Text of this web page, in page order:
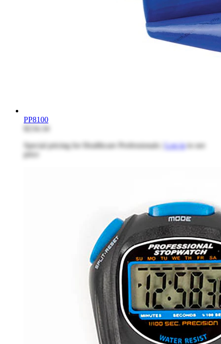
PP8100
$234.34
Special pricing for Healthcare Professionals | Log into see
price